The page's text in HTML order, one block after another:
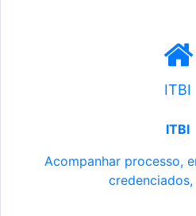
ITBI
ITBI
Acompanhar processo,
credenciados,